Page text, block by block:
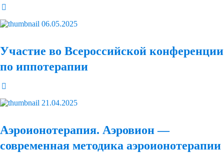
06.05.2025
Участие во Всероссийской конференции
по иппотерапии
21.04.2025
Аэроионотерапия. Аэровион —
современная методика аэроионотерапии